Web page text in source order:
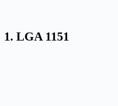
1. LGA 1151